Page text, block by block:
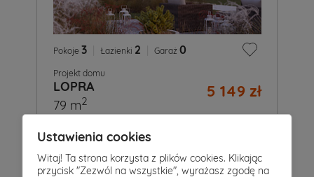
Pokoje 3 Łazienki 2 Garaż 0
Projekt domu
LOPRA 5 149 zł
79 m2
Ustawienia cookies
Witaj! Ta strona korzysta z plików cookies. Klikając
przycisk "Zezwól na wszystkie", wyrażasz zgodę na